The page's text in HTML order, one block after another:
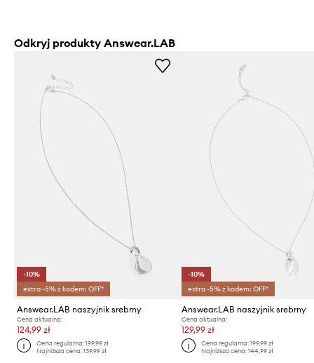
Odkryj produkty Answear.LAB
-10%
extra -5% z kodem: OFF*
Answear.LAB naszyjnik srebrny
Cena aktualna:
124,99 zł
Cena regularna:199,99 zł
Najniższa cena:139,99 zł
-10%
extra -5% z kodem: OFF*
Answear.LAB naszyjnik srebrny
Cena aktualna:
129,99 zł
Cena regularna: 199,99 zł
Najniższa cena: 144,99 zł